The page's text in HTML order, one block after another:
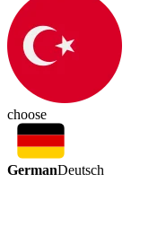
choose
GermanDeutsch